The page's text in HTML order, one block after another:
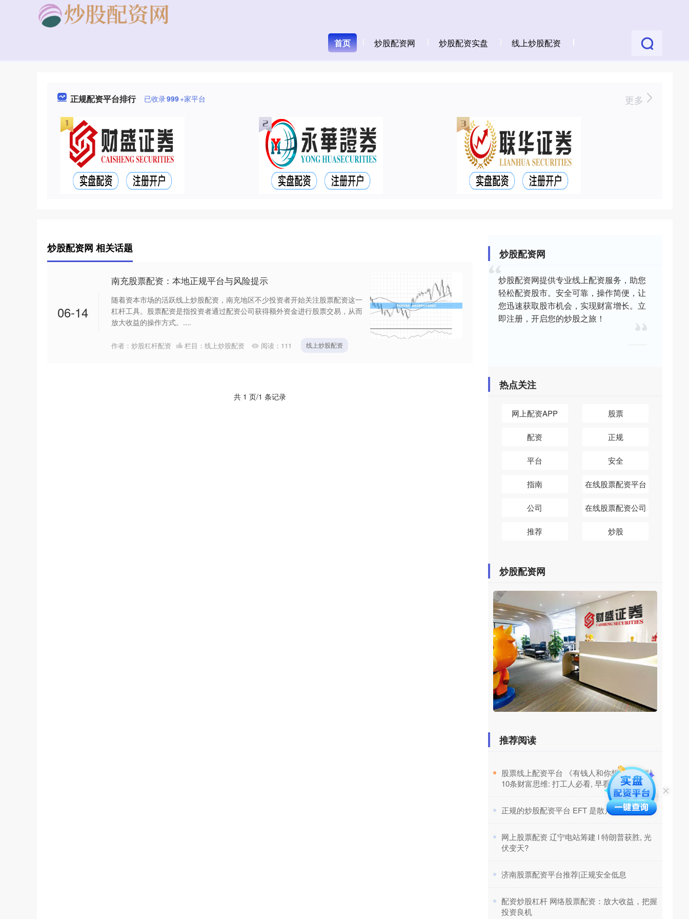
首页 炒股配资网 炒股配资实盘 线上炒股配资
正规配资平台排行 已收录999+家平台 更多
炒股配资网 相关话题
06-14
南充股票配资：本地正规平台与风险提示
随着资本市场的活跃线上炒股配资，南充地区不少投资者开始关注股票配资这一
杠杆工具。股票配资是指投资者通过配资公司获得额外资金进行股票交易，从而
放大收益的操作方式。....
作者：炒股杠杆配资 栏目： 线上炒股配资 阅读： 111 线上炒股配资
共 1 页/1 条记录
炒股配资网
炒股配资网提供专业线上配资服务，助您
轻松配资股市。安全可靠，操作简便，让
您迅速获取股市机会，实现财富增长。立
即注册，开启您的炒股之旅！
热点关注
网上配资APP 股票
配资 正规
平台 安全
指南 在线股票配资平台
公司 在线股票配资公司
推荐 炒股
炒股配资网
推荐阅读
​股票线上配资平台 《有钱人和你想的不一样》
10条财富思维: 打工人必看, 早看早受益
​正规的炒股配资平台 EFT 是散户的乐园!
​网上股票配资 辽宁电站筹建 l 特朗普获胜, 光
伏变天?
​济南股票配资平台推荐|正规安全低息
​配资炒股杠杆 网络股票配资：放大收益，把握
投资良机